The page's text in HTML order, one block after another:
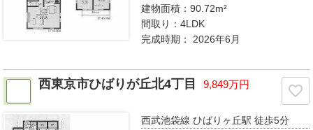
建物面積：90.72m²
間取り：4LDK
完成時期：2026年6月
西東京市ひばりが丘北4丁目 9,849万円
西武池袋線 ひばりヶ丘駅徒歩5分